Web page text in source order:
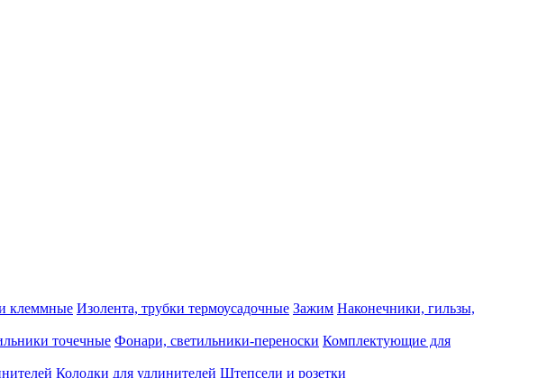
клеммные Изолента, трубки термоусадочные Зажим Наконечники, гильзы,
точечные Фонари, светильники-переноски Комплектующие для
Колодки для удлинителей Штепсели и розетки